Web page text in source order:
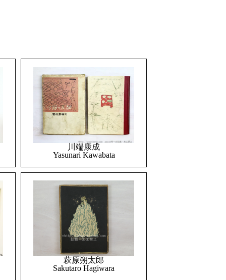
川端康成
Yasunari Kawabata
萩原朔太郎
Sakutaro Hagiwara